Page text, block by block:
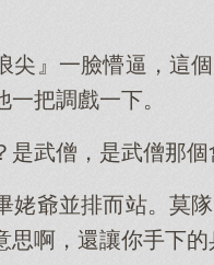
尖』一臉懵逼，這
把調戲一下。
武僧，是武僧那個
姥爺並排而站。莫
啊，還讓你手下的